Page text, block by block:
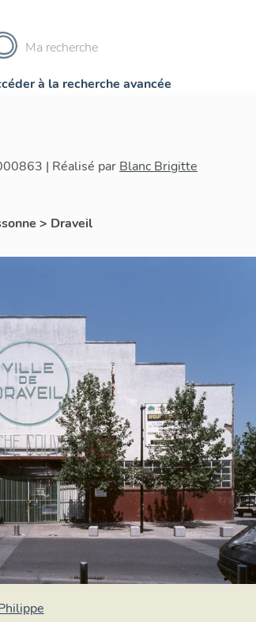
à la recherche avancée
| Réalisé par Blanc Brigitte
> Draveil